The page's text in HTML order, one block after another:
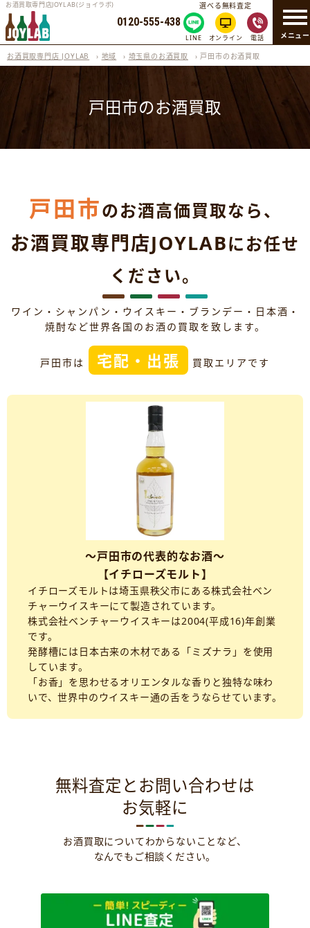
メニュー
お酒買取専門店JOYLAB(ジョイラボ)
0120-555-438
選べる無料査定
LINE オンライン 電話
お酒買取専門店 JOYLAB › 地域 › 埼玉県のお酒買取 ›戸田市のお酒買取
戸田市のお酒買取
戸田市のお酒高価買取なら、
お酒買取専門店JOYLABにお任せ
ください。
ワイン・シャンパン・ウイスキー・ブランデー・日本酒・
焼酎など世界各国のお酒の買取を致します。
戸田市は 宅配・出張 買取エリアです
～戸田市の代表的なお酒～
【イチローズモルト】
イチローズモルトは埼玉県秩父市にある株式会社ベン
チャーウイスキーにて製造されています。
株式会社ベンチャーウイスキーは2004(平成16)年創業
です。
発酵槽には日本古来の木材である「ミズナラ」を使用
しています。
「お香」を思わせるオリエンタルな香りと独特な味わ
いで、世界中のウイスキー通の舌をうならせています。
無料査定とお問い合わせは
お気軽に
お酒買取についてわからないことなど、
なんでもご相談ください。